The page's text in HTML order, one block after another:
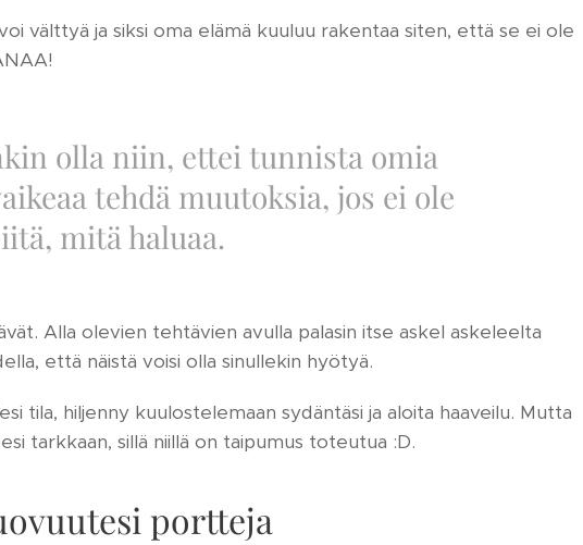
välttyä ja siksi oma elämä kuuluu rakentaa siten, että se ei ole
olla niin, ettei tunnista omia
tehdä muutoksia, jos ei ole
mitä haluaa.
Alla olevien tehtävien avulla palasin itse askel askeleelta
että näistä voisi olla sinullekin hyötyä.
tila, hiljenny kuulostelemaan sydäntäsi ja aloita haaveilu. Mutta
tarkkaan, sillä niillä on taipumus toteutua :D.
portteja